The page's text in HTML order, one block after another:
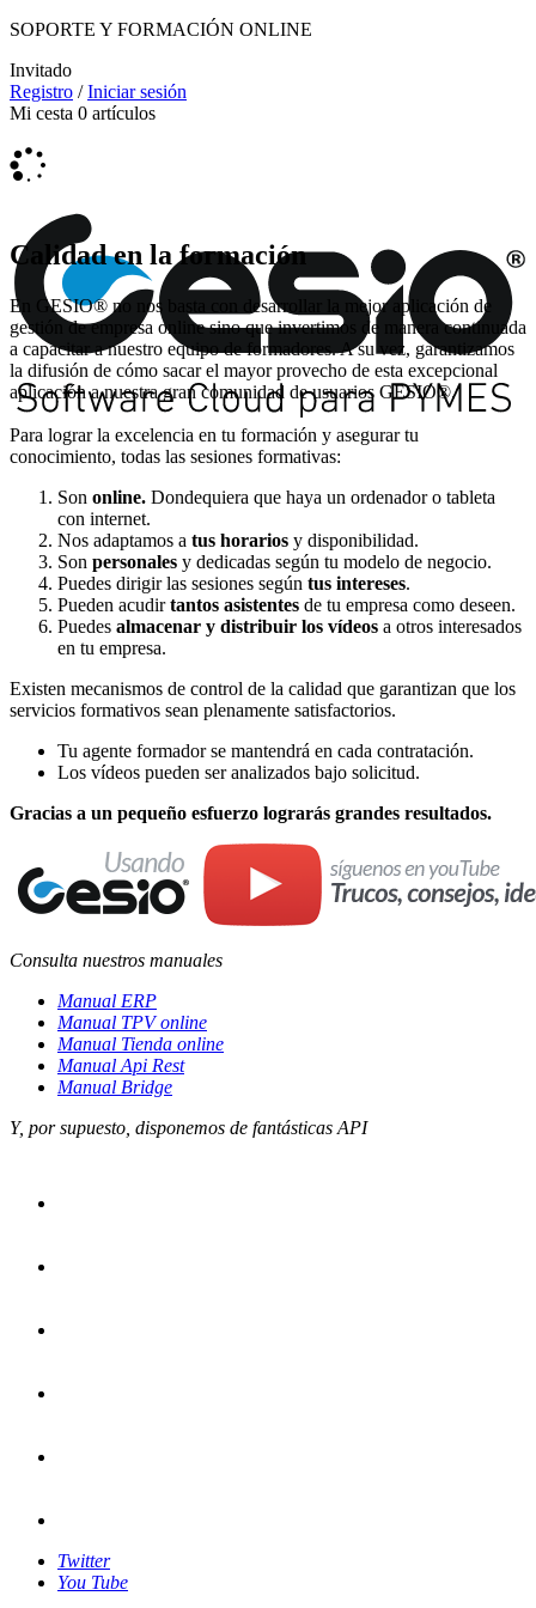
SOPORTE Y FORMACIÓN ONLINE
Invitado
Registro /Iniciar sesión
Mi cesta 0 artículos
Calidad en la formación
En GESIO® no nos basta con desarrollar la mejor aplicación de
gestión de empresa online sino que invertimos de manera continuada
a capacitar a nuestro equipo de formadores. A su vez, garantizamos
la difusión de cómo sacar el mayor provecho de esta excepcional
aplicación a nuestra gran comunidad de usuarios GESIO®.
Para lograr la excelencia en tu formación y asegurar tu
conocimiento, todas las sesiones formativas:
Son online. Dondequiera que haya un ordenador o tableta
con internet.
Nos adaptamos a tus horarios y disponibilidad.
Son personales y dedicadas según tu modelo de negocio.
Puedes dirigir las sesiones según tus intereses.
Pueden acudirtantos asistentes de tu empresa como deseen.
Puedes almacenar y distribuir los vídeos a otros interesados
en tu empresa.
Existen mecanismos de control de la calidad que garantizan que los
servicios formativos sean plenamente satisfactorios.
Tu agente formador se mantendrá en cada contratación.
Los vídeos pueden ser analizados bajo solicitud.
Gracias a un pequeño esfuerzo lograrás grandes resultados.
Consulta nuestros manuales
Manual ERP
Manual TPV online
Manual Tienda online
Manual Api Rest
Manual Bridge
Y, por supuesto, disponemos de fantásticas API
Twitter
You Tube